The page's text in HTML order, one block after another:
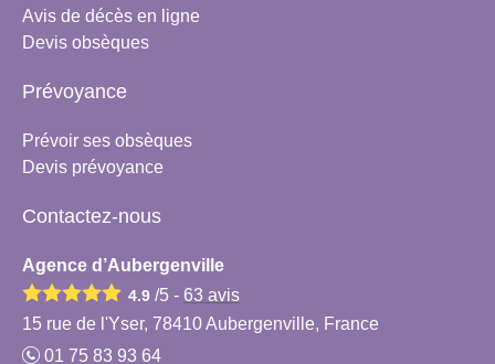
Avis de décès en ligne
Devis obsèques
Prévoyance
Prévoir ses obsèques
Devis prévoyance
Contactez-nous
Agence d’Aubergenville
4.9 /5 - 63 avis
15 rue de l'Yser, 78410 Aubergenville, France
01 75 83 93 64